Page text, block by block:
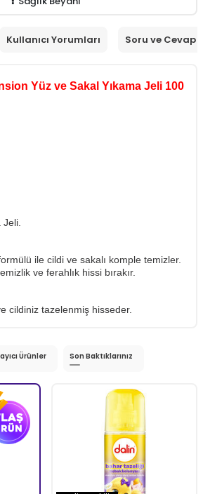
Kullanıcı Yorumları Soru ve Cevap
Yüz ve Sakal Yıkama Jeli 100
Jeli.
ile cildi ve sakalı komple temizler.
ve ferahlık hissi bırakır.
cildiniz tazelenmiş hisseder.
Ürünler Son Baktıklarınız